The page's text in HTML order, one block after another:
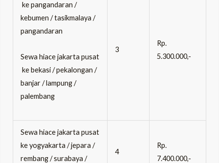
ke pangandaran /
kebumen / tasikmalaya /
pangandaran
Sewa hiace jakarta pusat
ke bekasi / pekalongan /
banjar / lampung /
palembang
3
Rp.
5.300.000,-
Sewa hiace jakarta pusat
ke yogyakarta / jepara /
rembang / surabaya /
4
Rp.
7.400.000,-